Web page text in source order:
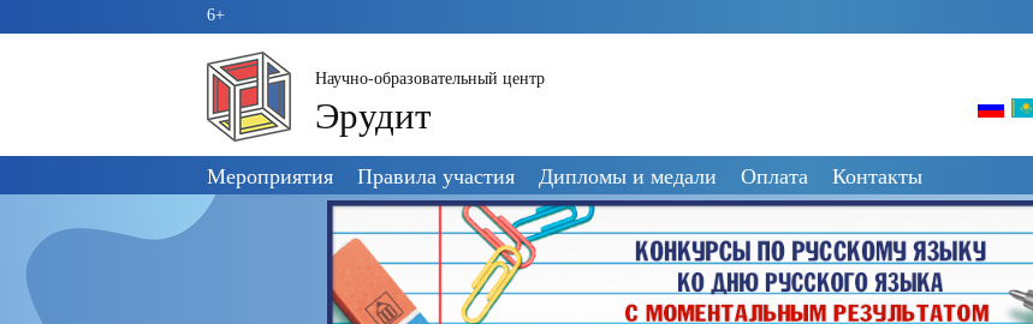
6+
Научно-образовательный центр
Эрудит
Пропустить
навигацию
Мероприятия Правила участия Дипломы и медали Оплата Контакты